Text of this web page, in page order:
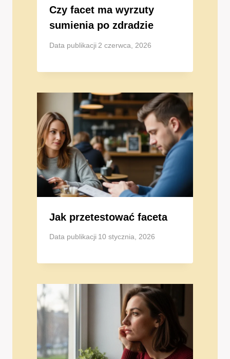
Czy facet ma wyrzuty
sumienia po zdradzie
Data publikacji 2 czerwca, 2026
Jak przetestować faceta
Data publikacji 10 stycznia, 2026